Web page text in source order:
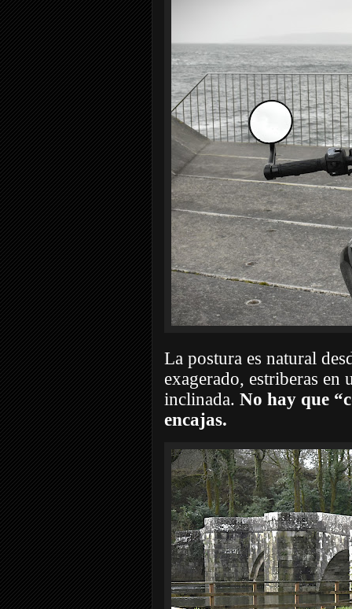
La postura es natural
exagerado, estriberas
inclinada. No hay que
encajas.